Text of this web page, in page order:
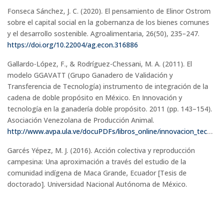
Fonseca Sánchez, J. C. (2020). El pensamiento de Elinor Ostrom
sobre el capital social en la gobernanza de los bienes comunes
y el desarrollo sostenible. Agroalimentaria, 26(50), 235–247.
https://doi.org/10.22004/ag.econ.316886
Gallardo-López, F., & Rodríguez-Chessani, M. A. (2011). El
modelo GGAVATT (Grupo Ganadero de Validación y
Transferencia de Tecnología) instrumento de integración de la
cadena de doble propósito en México. En Innovación y
tecnología en la ganadería doble propósito. 2011 (pp. 143–154).
Asociación Venezolana de Producción Animal.
http://www.avpa.ula.ve/docuPDFs/libros_online/innovacion_tecno/pdfs/21capituloxv.pdf
Garcés Yépez, M. J. (2016). Acción colectiva y reproducción
campesina: Una aproximación a través del estudio de la
comunidad indígena de Maca Grande, Ecuador [Tesis de
doctorado]. Universidad Nacional Autónoma de México.